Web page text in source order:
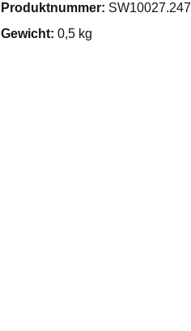
Produktnummer: SW10027.247
Gewicht: 0,5 kg